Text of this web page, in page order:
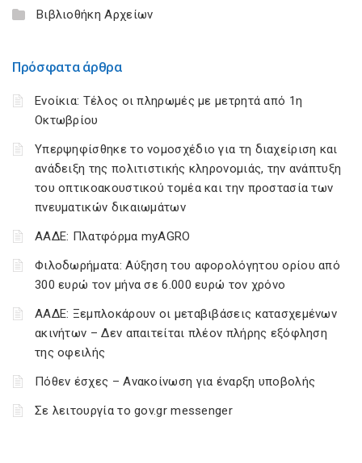
Βιβλιοθήκη Αρχείων
Πρόσφατα άρθρα
Ενοίκια: Τέλος οι πληρωμές με μετρητά από 1η
Οκτωβρίου
Υπερψηφίσθηκε το νομοσχέδιο για τη διαχείριση και
ανάδειξη της πολιτιστικής κληρονομιάς, την ανάπτυξη
του οπτικοακουστικού τομέα και την προστασία των
πνευματικών δικαιωμάτων
ΑΑΔΕ: Πλατφόρμα myAGRO
Φιλοδωρήματα: Αύξηση του αφορολόγητου ορίου από
300 ευρώ τον μήνα σε 6.000 ευρώ τον χρόνο
ΑΑΔΕ: Ξεμπλοκάρουν οι μεταβιβάσεις κατασχεμένων
ακινήτων – Δεν απαιτείται πλέον πλήρης εξόφληση
της οφειλής
Πόθεν έσχες – Ανακοίνωση για έναρξη υποβολής
Σε λειτουργία το gov.gr messenger